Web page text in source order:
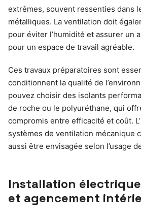
extrêmes, souvent ressenties dans
métalliques. La ventilation doit
pour éviter l’humidité et assurer un
pour un espace de travail agréable.
Ces travaux préparatoires sont
conditionnent la qualité de
pouvez choisir des isolants
de roche ou le polyuréthane, qui
compromis entre efficacité et coût.
systèmes de ventilation mécanique
aussi être envisagée selon l’usage
Installation
et agencement